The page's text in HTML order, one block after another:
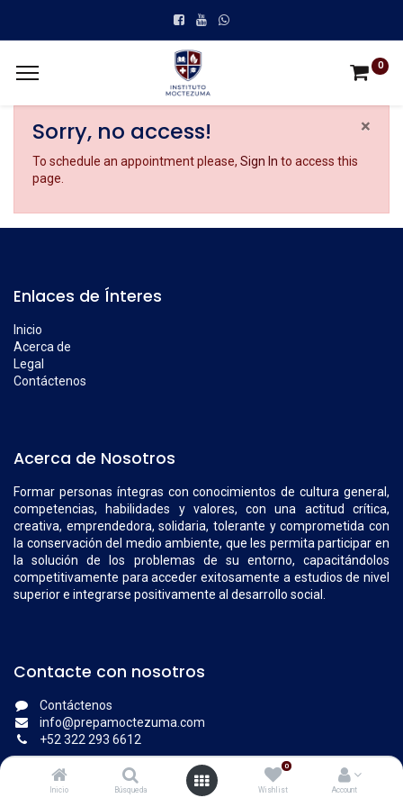
Inicio Búsqueda
0
Wishlist Account
0
×
Sorry, no access!
To schedule an appointment please, Sign In to access this
page.
Enlaces de Ínteres
Inicio
Acerca de
Legal
Contáctenos
Acerca de Nosotros
Formar personas íntegras con conocimientos de cultura general,
competencias, habilidades y valores, con una actitud crítica,
creativa, emprendedora, solidaria, tolerante y comprometida con
la conservación del medio ambiente, que les permita participar en
la solución de los problemas de su entorno, capacitándolos
competitivamente para acceder exitosamente a estudios de nivel
superior e integrarse positivamente al desarrollo social.
Contacte con nosotros
Contáctenos
info@prepamoctezuma.com
+52 322 293 6612